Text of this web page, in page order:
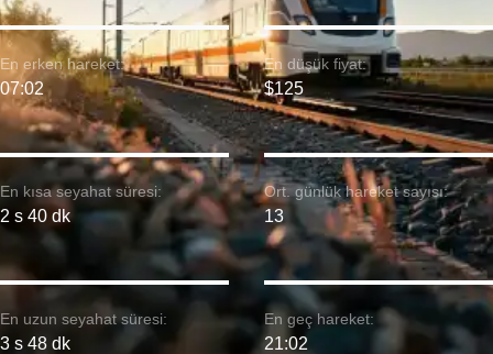
En kısa seyahat süresi:
2 s 40 dk
En erken hareket:
07:02
En uzun seyahat süresi:
3 s 48 dk
En düşük fiyat:
$125
Ort. günlük hareket sayısı:
13
En geç hareket:
21:02